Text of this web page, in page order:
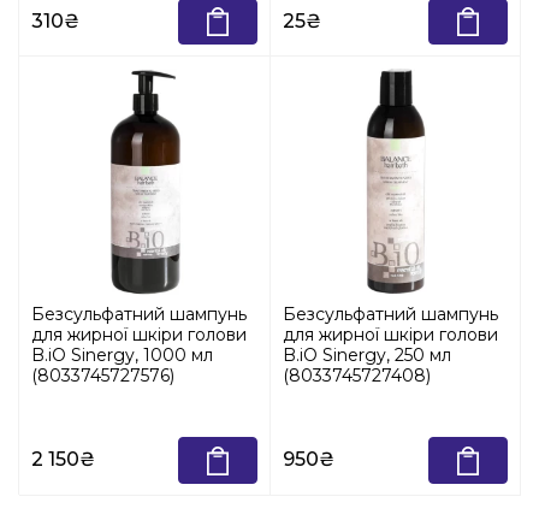
310₴ 25₴
Безсульфатний шампунь
для жирної шкіри голови
B.iO Sinergy, 1000 мл
(8033745727576)
2 150₴
Безсульфатний шампунь
для жирної шкіри голови
B.iO Sinergy, 250 мл
(8033745727408)
950₴